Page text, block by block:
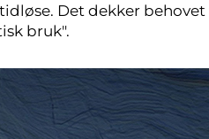
Det dekker
bruk".